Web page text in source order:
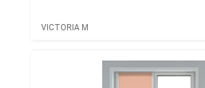
VICTORIA M